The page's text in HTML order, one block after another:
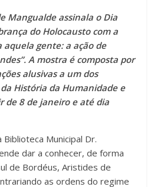
Mangualde assinala o Dia
do Holocausto com a
aquela gente: a ação de
A mostra é composta por
alusivas a um dos
História da Humanidade e
de 8 de janeiro e até dia
Municipal Dr.
dar a conhecer, de forma
de Bordéus, Aristides de
as ordens do regime